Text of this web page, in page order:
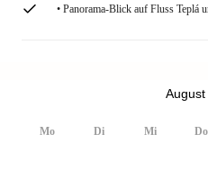
• Panorama-Blick auf Fluss Teplá
Mo Di Mi Do